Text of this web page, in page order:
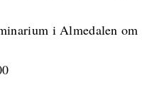
i Almedalen